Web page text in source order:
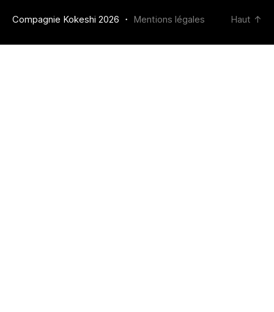
Compagnie Kokeshi 2026 ・ Mentions légales Haut ↑